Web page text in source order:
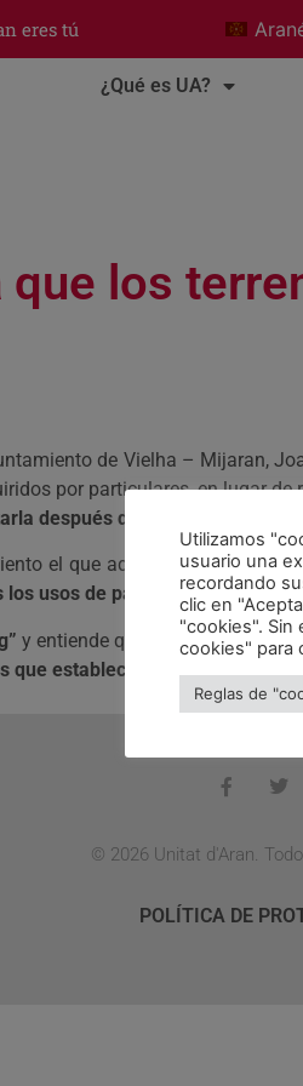
eres tú
¿Qué es UA?
que los
de Vielha – Mijaran,
por particulares, en lugar
después de varios intentos
el que adquiera los terrenos
los usos de párking público y
y entiende que la compra de la
que establece el plan parcial,
© 2026 Unitat d'Aran.
POLÍTICA DE
Utilizamos
usuario una
recordando
clic en
"cookies". Sin
cookies" para
Reglas de